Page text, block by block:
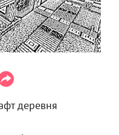
деревня